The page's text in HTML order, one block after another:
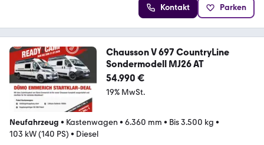
Kontakt Parken
Chausson V 697 CountryLine
Sondermodell MJ26 AT
54.990 €
19% MwSt.
Neufahrzeug • Kastenwagen • 6.360 mm • Bis 3.500 kg •
103 kW (140 PS) • Diesel